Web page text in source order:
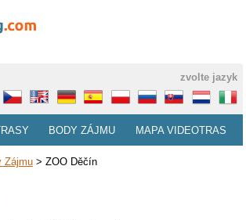
zvolte jazyk
BODY ZÁJMU MAPA VIDEOTRAS
Zájmu> ZOO Děčín